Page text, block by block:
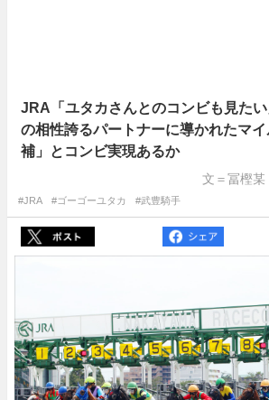
JRA「ユタカさんとのコンビも見た
の相性誇るパートナーに導かれたマ
補」とコンビ実現あるか
文＝冨樫某
#JRA #ゴーゴーユタカ #武豊騎手